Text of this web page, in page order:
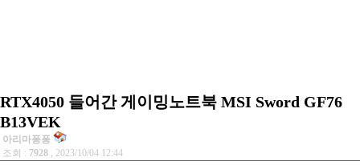
RTX4050 들어간 게이밍노트북 MSI Sword GF76
B13VEK
아리마퐁퐁
조회 : 7928 , 2023/10/04 12:44